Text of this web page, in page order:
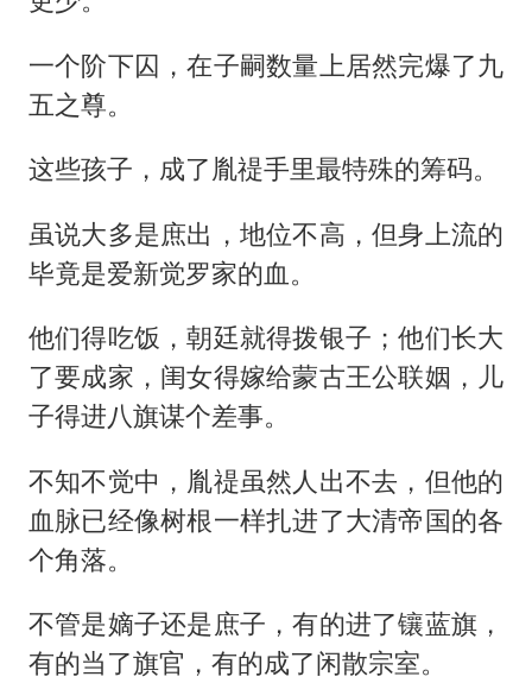
一个阶下囚，在子嗣数量上居然完爆了九
五之尊。
这些孩子，成了胤禔手里最特殊的筹码。
虽说大多是庶出，地位不高，但身上流的
毕竟是爱新觉罗家的血。
他们得吃饭，朝廷就得拨银子；他们长大
了要成家，闺女得嫁给蒙古王公联姻，儿
子得进八旗谋个差事。
不知不觉中，胤禔虽然人出不去，但他的
血脉已经像树根一样扎进了大清帝国的各
个角落。
不管是嫡子还是庶子，有的进了镶蓝旗，
有的当了旗官，有的成了闲散宗室。